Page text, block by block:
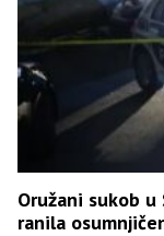
Oružani sukob
ranila